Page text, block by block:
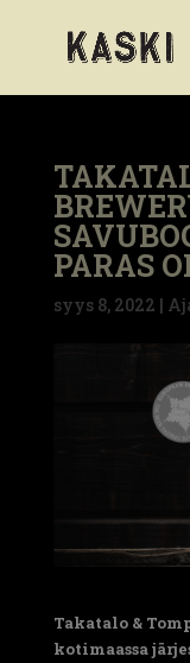
PARAS
syys 8, 2022 |
Takatalo &
kotimaassa